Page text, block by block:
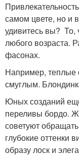
самом цвете, но и
удивитесь вы? То,
любого возраста.
фасонах.
Например, теплые
смуглым.
Юных созданий
переливы бордо.
советуют
глубокие оттенки
образу лоск и